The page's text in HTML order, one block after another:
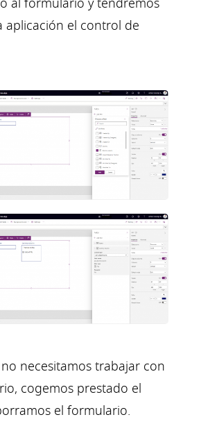
aplicación el control de
necesitamos trabajar con
cogemos prestado el
el formulario.